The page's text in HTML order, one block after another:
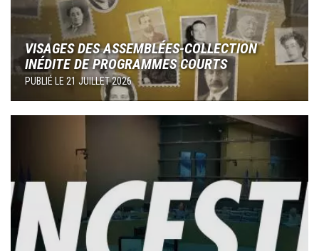
VISAGES DES ASSEMBLÉES-COLLECTION
INÉDITE DE PROGRAMMES COURTS
PUBLIÉ LE 21 JUILLET 2026